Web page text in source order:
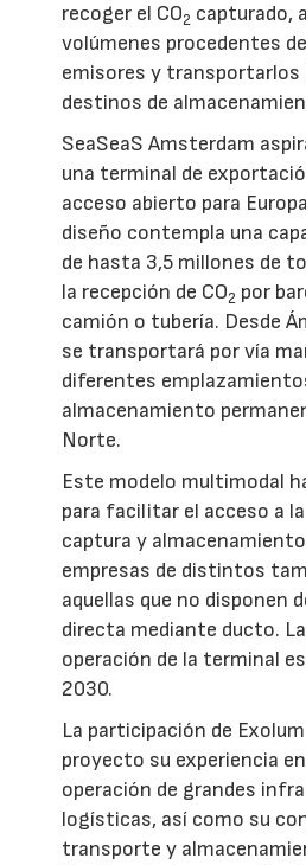
recoger el CO2 capturado,
volúmenes procedentes
emisores y transportarlos
destinos de
SeaSeaS Amsterdam
una terminal de
acceso abierto para
diseño contempla una
de hasta 3,5 millones de
la recepción de CO2 por
camión o tubería. Desde
se transportará por vía
diferentes
almacenamiento
Norte.
Este modelo multimodal
para facilitar el acceso a
captura y
empresas de distintos
aquellas que no disponen
directa mediante ducto.
operación de la terminal
2030.
La participación de
proyecto su experiencia
operación de grandes
logísticas, así como su
transporte y